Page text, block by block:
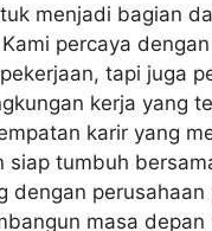
menjadi bagian
percaya
tapi juga
kerja yang
karir yang
tumbuh
masa